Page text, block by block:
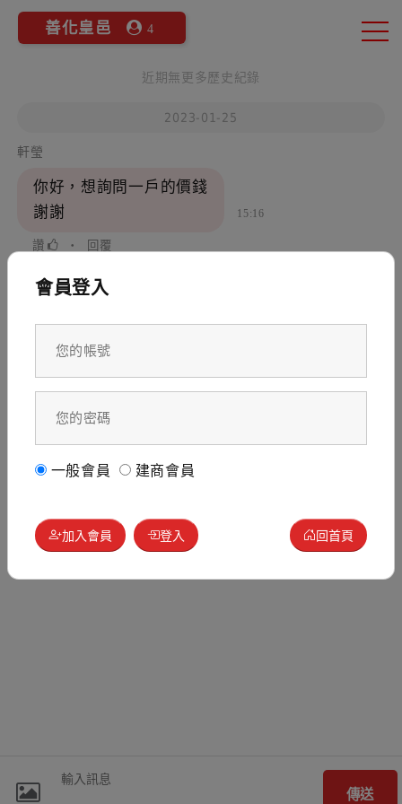
善化皇邑 4
傳送
近期無更多歷史紀錄
2023-01-25
軒瑩
你好，想詢問一戶的價錢
謝謝
15:16
讚 ‧ 回覆
請問有格局圖和坪數價錢參考嗎
會員登入
一般會員 建商會員
加入會員 登入 回首頁